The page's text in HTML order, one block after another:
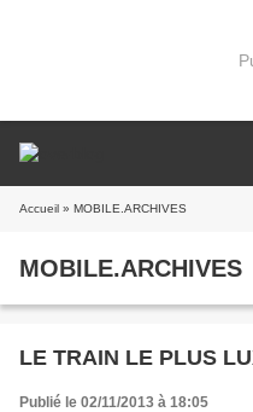
Accueil » MOBILE.ARCHIVES
MOBILE.ARCHIVES
LE TRAIN LE PLUS
Publié le 02/11/2013 à 18:05